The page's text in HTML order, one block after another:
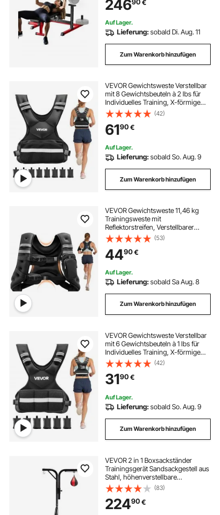
Heim-Fitnessgerät für Brust
Bauchmuskeltraining
24690€
Auf Lager.
Lieferung:sobald Di. Aug. 11
Zum Warenkorb hinzufügen
VEVOR Gewichtsweste Verstellbar
mit 8 Gewichtsbeuteln à 2 lbs für
Individuelles Training, X-förmige
Fitnessweste mit Reflektorstreifen
und Schnallenriemen für
Krafttraining Laufen und Joggen
Schwarz
(42)
6190€
Auf Lager.
Lieferung:sobald So. Aug. 9
Zum Warenkorb hinzufügen
VEVOR Gewichtsweste 11,46 kg
Trainingsweste mit
Reflektorstreifen, Verstellbarer
Schnalle & Praktischen
Aufbewahrungstaschen,
Fitnessweste für Krafttraining,
Laufen, Joggen, Fitness &
Muskelaufbau
(53)
4490€
Auf Lager.
Lieferung:sobald Sa Aug. 8
Zum Warenkorb hinzufügen
VEVOR Gewichtsweste Verstellbar
mit 6 Gewichtsbeuteln à 1 lbs für
Individuelles Training, X-förmige
Fitnessweste mit Reflektorstreifen
und Schnallenriemen für
Krafttraining Laufen und Joggen
Schwarz
(42)
3190€
Auf Lager.
Lieferung:sobald So. Aug. 9
Zum Warenkorb hinzufügen
VEVOR 2 in 1 Boxsackständer
Trainingsgerät Sandsackgestell aus
Stahl, höhenverstellbare
Boxsackhalterung (65 kg
belastbar), Fitnessgerät
Standboxtrainer für Fitness-Studio
Boxing Schwarz
(83)
22490€